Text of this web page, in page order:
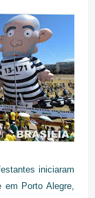
iniciaram
Porto Alegre,